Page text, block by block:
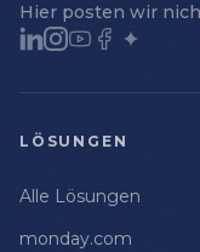
Hier posten wir
LÖSUNGEN
Alle Lösungen
monday.com